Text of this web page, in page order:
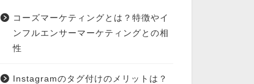
コーズマーケティングとは？特徴やイ
ンフルエンサーマーケティングとの相
性
Instagramのタグ付けのメリットは？